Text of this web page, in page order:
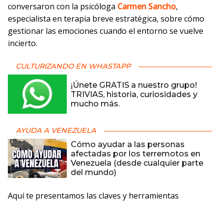
conversaron con la psicóloga Carmen Sancho,
especialista en terapia breve estratégica, sobre cómo
gestionar las emociones cuando el entorno se vuelve
incierto.
CULTURIZANDO EN WHASTAPP
¡Únete GRATIS a nuestro grupo!
TRIVIAS, historia, curiosidades y
mucho más.
AYUDA A VENEZUELA
Cómo ayudar a las personas
afectadas por los terremotos en
Venezuela (desde cualquier parte
del mundo)
Aquí te presentamos las claves y herramientas